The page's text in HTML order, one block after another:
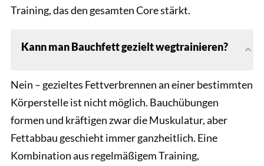
Training, das den gesamten Core stärkt.
Kann man Bauchfett gezielt wegtrainieren?
Nein – gezieltes Fettverbrennen an einer bestimmten
Körperstelle ist nicht möglich. Bauchübungen
formen und kräftigen zwar die Muskulatur, aber
Fettabbau geschieht immer ganzheitlich. Eine
Kombination aus regelmäßigem Training,